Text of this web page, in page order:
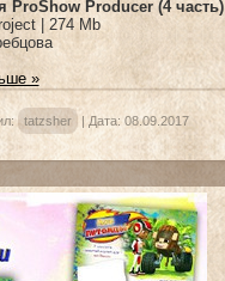
ProShow Producer (4 часть)
| 274 Mb
»
tatzsher | Дата: 08.09.2017